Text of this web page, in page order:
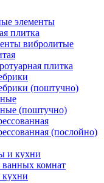
элементы
плитка
вибролитые
плитка
(поштучно)
(поштучно)
(послойно)
и кухни
ванных комнат
кухни